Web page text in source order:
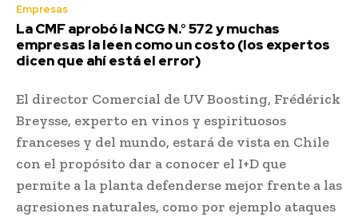
Empresas
La CMF aprobó la NCG N.° 572 y muchas
empresas la leen como un costo (los expertos
dicen que ahí está el error)
El director Comercial de UV Boosting, Frédérick
Breysse, experto en vinos y espirituosos
franceses y del mundo, estará de vista en Chile
con el propósito dar a conocer el I+D que
permite a la planta defenderse mejor frente a las
agresiones naturales, como por ejemplo ataques